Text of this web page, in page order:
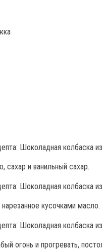
сахар и ванильный сахар.
кусочками
огонь и прогревать,